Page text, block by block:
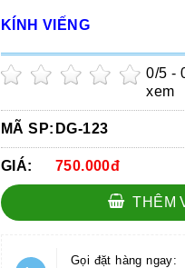
KÍNH VIẾNG
0/5 -
xem
MÃ SP: DG-123
GIÁ: 750.000đ
THÊM
Gọi đặt hàng ngay: